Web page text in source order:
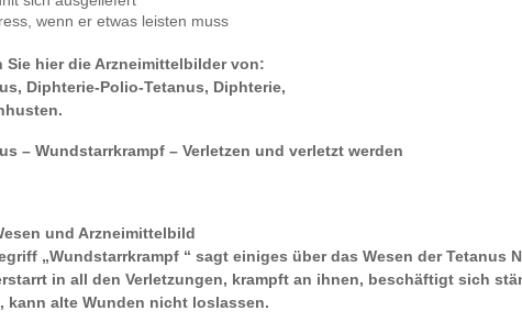
wenn er etwas leisten muss
Sie hier die Arzneimittelbilder von:
Diphterie-Polio-Tetanus, Diphterie,
– Wundstarrkrampf – Verletzen und verletzt werden
und Arzneimittelbild
„Wundstarrkrampf “ sagt einiges über das Wesen der Tetanus
in all den Verletzungen, krampft an ihnen, beschäftigt sich
kann alte Wunden nicht loslassen.